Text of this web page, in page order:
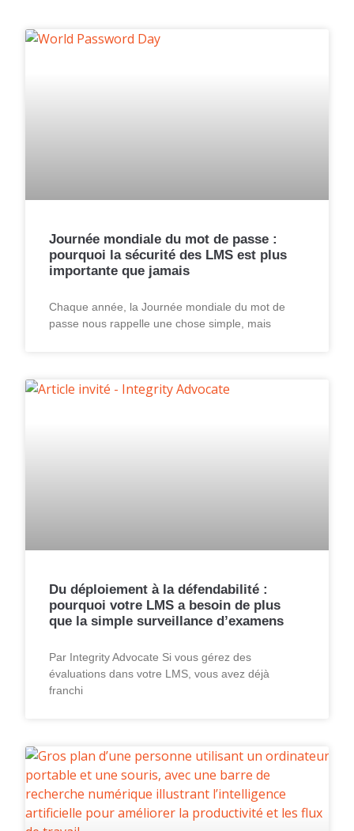
Journée mondiale du mot de passe :
pourquoi la sécurité des LMS est plus
importante que jamais
Chaque année, la Journée mondiale du mot de
passe nous rappelle une chose simple, mais
Du déploiement à la défendabilité :
pourquoi votre LMS a besoin de plus
que la simple surveillance d’examens
Par Integrity Advocate Si vous gérez des
évaluations dans votre LMS, vous avez déjà
franchi